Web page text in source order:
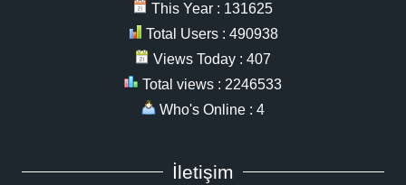
This Year : 131625
Total Users : 490938
Views Today : 407
Total views : 2246533
Who's Online : 4
İletişim